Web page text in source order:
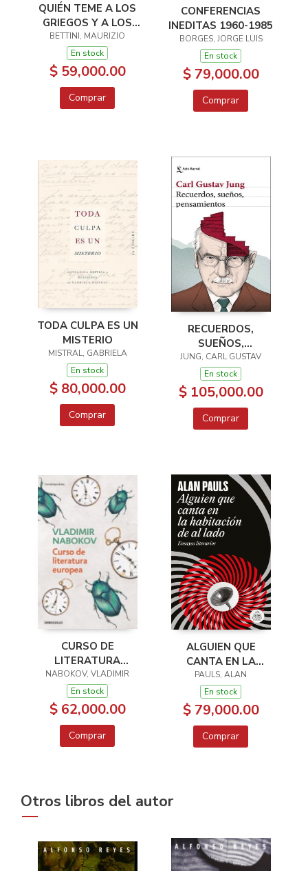
QUIÉN TEME A LOS
GRIEGOS Y A LOS
ROMANOS?
BETTINI, MAURIZIO
En stock
$ 59,000.00
Comprar
CONFERENCIAS
INEDITAS 1960-1985
BORGES, JORGE LUIS
En stock
$ 79,000.00
Comprar
TODA CULPA ES UN
MISTERIO
MISTRAL, GABRIELA
En stock
$ 80,000.00
Comprar
RECUERDOS,
SUEÑOS,
PENSAMIENTOS
JUNG, CARL GUSTAV
En stock
$ 105,000.00
Comprar
CURSO DE
LITERATURA
EUROPEA
NABOKOV, VLADIMIR
En stock
$ 62,000.00
Comprar
ALGUIEN QUE
CANTA EN LA
HABITACION DE AL
LADO
PAULS, ALAN
En stock
$ 79,000.00
Comprar
Otros libros del autor